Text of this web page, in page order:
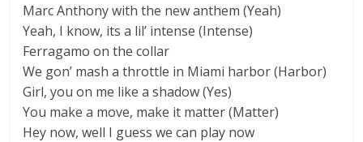
Marc Anthony with the new anthem (Yeah)
Yeah, I know, its a lil’ intense (Intense)
Ferragamo on the collar
We gon’ mash a throttle in Miami harbor (Harbor)
Girl, you on me like a shadow (Yes)
You make a move, make it matter (Matter)
Hey now, well I guess we can play now